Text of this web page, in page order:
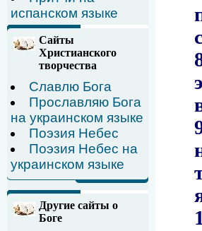
испанском языке
Сайты
Христианского
творчества
Славлю Бога
Прославляю Бога
на украинском языке
Поэзия Небес
Поэзия Небес на
украинском языке
Другие сайты о
Боге